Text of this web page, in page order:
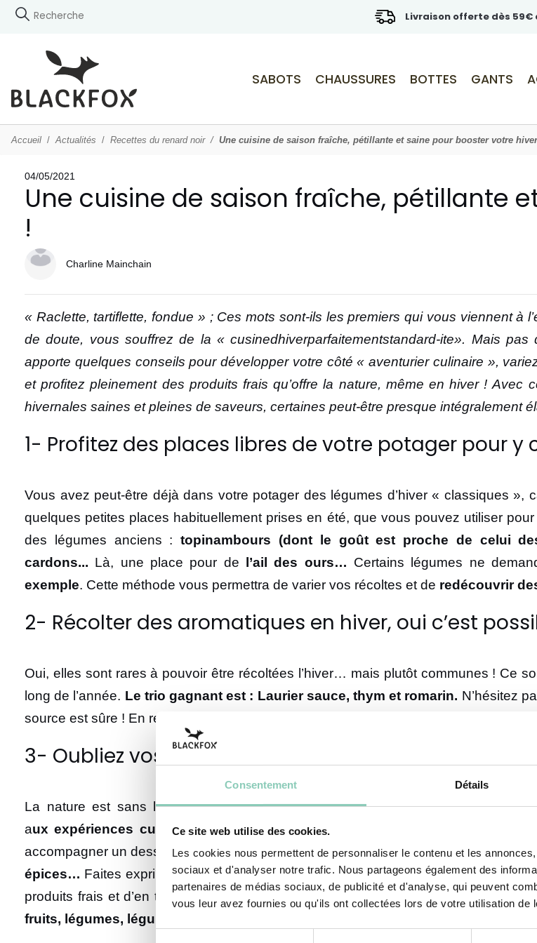
Consentement Détails
Ce site web utilise des cookies.
Les cookies nous permettent de personnaliser le contenu et les
sociaux et d'analyser notre trafic. Nous partageons également des
partenaires de médias sociaux, de publicité et d'analyse, qui peuvent
vous leur avez fournies ou qu'ils ont collectées lors de votre utilisation de
Livraison offerte dès
SABOTS CHAUSSURES BOTTES GANTS
Accueil Actualités Recettes du renard noir Une cuisine de saison fraîche, pétillante et saine pour booster votre
04/05/2021
Une cuisine de saison fraîche, pétillante
!
Charline Mainchain
« Raclette, tartiflette, fondue » ; Ces mots sont-ils les premiers qui vous viennent à
de doute, vous souffrez de la « cusinedhiverparfaitementstandard-ite». Mais
apporte quelques conseils pour développer votre côté « aventurier culinaire »,
et profitez pleinement des produits frais qu’offre la nature, même en hiver ! Avec
hivernales saines et pleines de saveurs, certaines peut-être presque intégralement
1- Profitez des places libres de votre potager pour
Vous avez peut-être déjà dans votre potager des légumes d’hiver « classiques
quelques petites places habituellement prises en été, que vous pouvez utiliser
des légumes anciens :topinambours (dont le goût est proche de celui
cardons... Là, une place pour de l’ail des ours… Certains légumes ne
exemple. Cette méthode vous permettra de varier vos récoltes et de redécouvrir
2- Récolter des aromatiques en hiver, oui c’est
Oui, elles sont rares à pouvoir être récoltées l’hiver… mais plutôt communes ! Ce
long de l’année. Le trio gagnant est : Laurier sauce, thym et romarin. N’hésitez
source est sûre ! En revanche, les plantes étant au repos, ne soyez pas trop
3- Oubliez vos acquis et lancez-vous dans de
La nature est sans limite, pourquoi donc s’en fixer ? Ciao le sempiternel
aux expériences culinaires : Soupes et coulis aux plantes aromatiques
accompagner un dessert (pour l'effet « waoouh » garanti !),sauces épicées au jus
épices… Faites exprimer votre créativité, testez, amusez-vous, usez d’influences
produits frais et d’en tirer le meilleur parti ! Optimisez à fond vos ressources, tout
fruits, légumes, légumineuses, épices, graines sèches ou germées, sucré, salé,